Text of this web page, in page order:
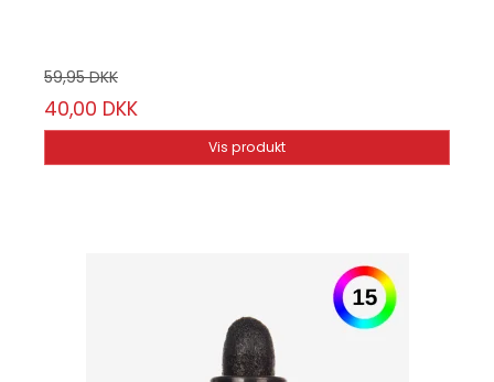
59,95 DKK
40,00 DKK
Vis produkt